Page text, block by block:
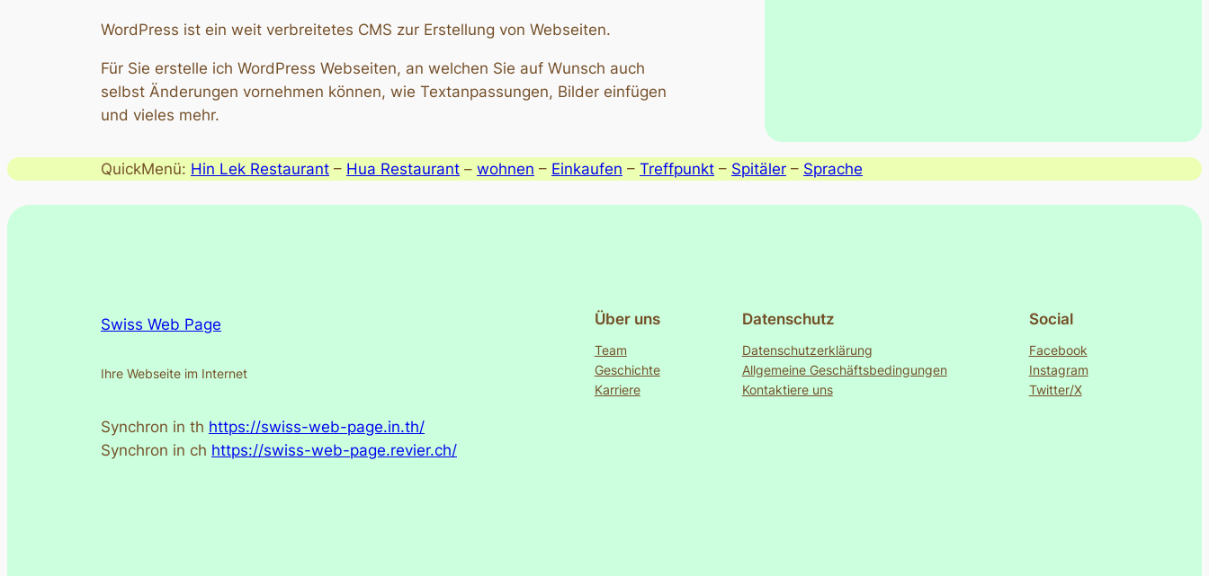
WordPress ist ein weit verbreitetes CMS zur Erstellung von Webseiten.
Für Sie erstelle ich WordPress Webseiten, an welchen Sie auf Wunsch auch
selbst Änderungen vornehmen können, wie Textanpassungen, Bilder einfügen
und vieles mehr.
QuickMenü: Hin Lek Restaurant – Hua Restaurant – wohnen – Einkaufen – Treffpunkt – Spitäler – Sprache
Swiss Web Page
Ihre Webseite im Internet
Über uns
Team
Geschichte
Karriere
Datenschutz
Datenschutzerklärung
Allgemeine Geschäftsbedingungen
Kontaktiere uns
Social
Facebook
Instagram
Twitter/X
Synchron in th https://swiss-web-page.in.th/
Synchron in ch https://swiss-web-page.revier.ch/